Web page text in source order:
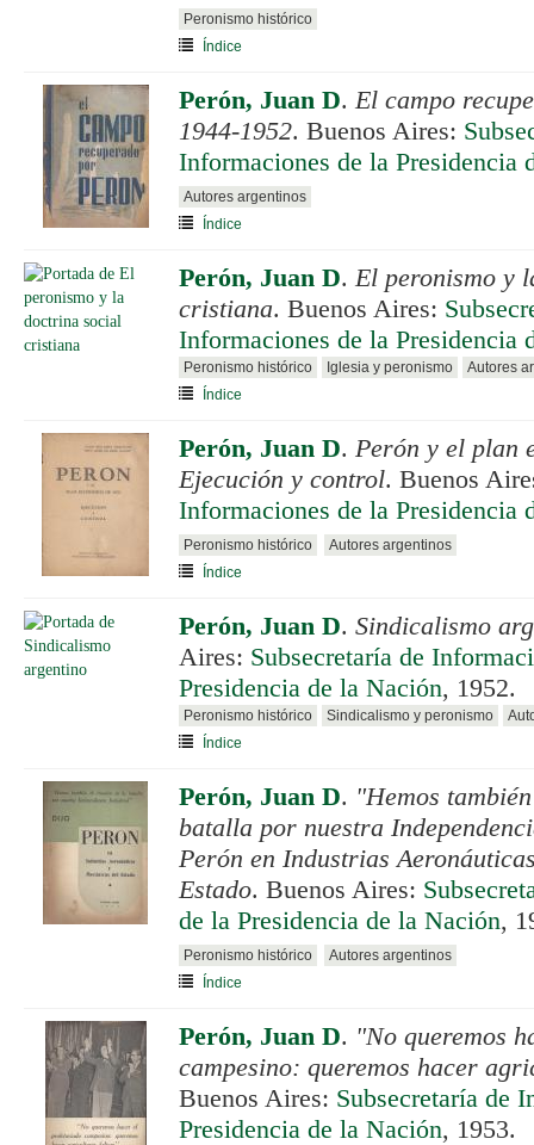
Peronismo histórico
Índice
Perón, Juan D. El campo
1944-1952. Buenos Aires:
Informaciones de la Presidencia
Autores argentinos
Índice
Perón, Juan D. El peronismo y
cristiana. Buenos Aires:
Informaciones de la Presidencia
Peronismo histórico Iglesia y peronismo
Autores
Índice
Perón, Juan D. Perón y el plan
Ejecución y control. Buenos
Informaciones de la Presidencia
Peronismo histórico
Autores argentinos
Índice
Perón, Juan D. Sindicalismo
Aires: Subsecretaría de
Presidencia de la Nación, 1952.
Peronismo histórico Sindicalismo y peronismo
Índice
Perón, Juan D. "Hemos
batalla por nuestra
Perón en Industrias
Estado. Buenos Aires:
de la Presidencia de la Nación,
Peronismo histórico
Autores argentinos
Índice
Perón, Juan D. "No queremos
campesino: queremos hacer
Buenos Aires: Subsecretaría de
Presidencia de la Nación, 1953.